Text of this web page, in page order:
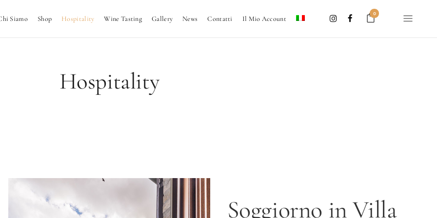
0
Siamo Shop Hospitality Wine Tasting Gallery News Contatti Il Mio Account
Hospitality
Soggiorno in Villa